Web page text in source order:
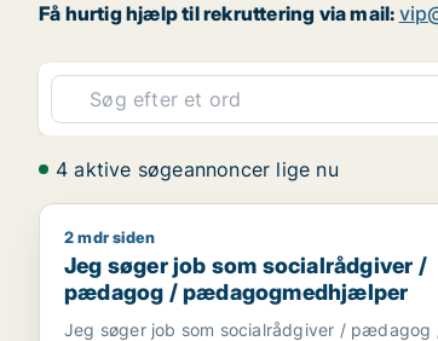
Få hurtig hjælp til rekruttering via mail:
4 aktive søgeannoncer lige nu
Jeg søger job som socialrådgiver /
2 mdr siden
Jeg søger job som socialrådgiver /
pædagog / pædagogmedhjælper
Jeg søger job som socialrådgiver / pædagog